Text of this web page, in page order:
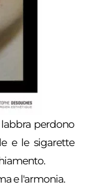
perdono
e le sigarette
e l'armonia.